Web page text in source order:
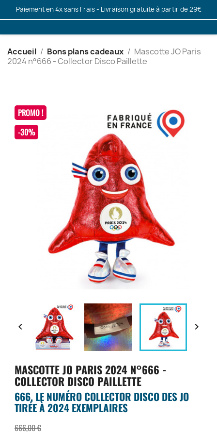
Paiement en 4x sans Frais - Livraison gratuite à partir de 29€
Accueil Bons plans cadeaux
Mascotte JO Paris
2024 n°666 - Collector Disco Paillette
PROMO !
-30%
 
MASCOTTE JO PARIS 2024 N°666 -
COLLECTOR DISCO PAILLETTE
666, LE NUMÉRO COLLECTOR DISCO DES JO
TIRÉE À 2024 EXEMPLAIRES
666,00 €